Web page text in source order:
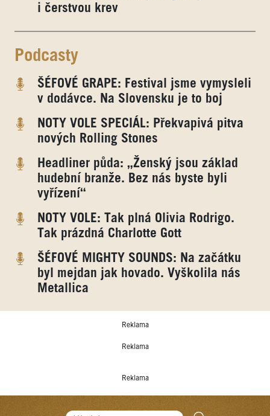
i čerstvou krev
Podcasty
ŠÉFOVÉ GRAPE: Festival jsme vymysleli
v dodávce. Na Slovensku je to boj
NOTY VOLE SPECIÁL: Překvapivá pitva
nových Rolling Stones
Headliner půda: „Ženský jsou základ
hudební branže. Bez nás byste byli
vyřízení“
NOTY VOLE: Tak plná Olivia Rodrigo.
Tak prázdná Charlotte Gott
ŠÉFOVÉ MIGHTY SOUNDS: Na začátku
byl mejdan jak hovado. Vyškolila nás
Metallica
Reklama
Reklama
Reklama